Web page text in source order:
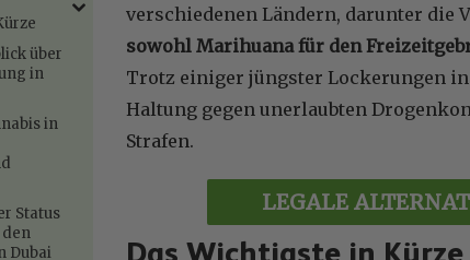
über
in
in
Status
Dubai
verschiedenen Ländern, darunter die
sowohl Marihuana für den
Trotz einiger jüngster Lockerungen
Haltung gegen unerlaubten
Strafen.
LEGALE
Das Wichtigste in Kürze